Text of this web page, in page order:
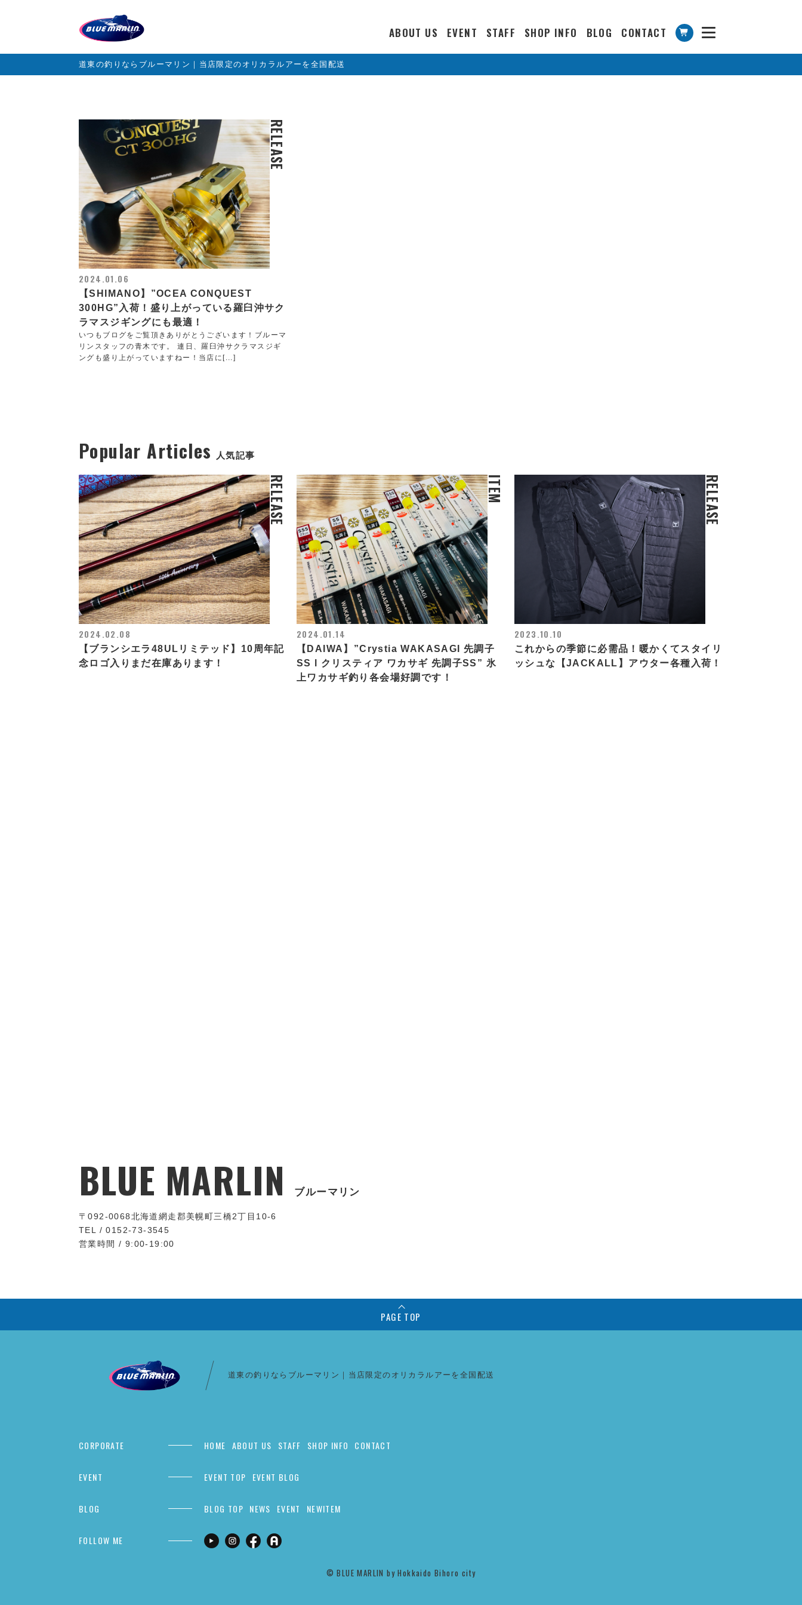
ABOUT US EVENT STAFF SHOP INFO BLOG CONTACT
道東の釣りならブルーマリン｜当店限定のオリカラルアーを全国配送
RELEASE
2024.01.06
【SHIMANO】”OCEA CONQUEST
300HG”入荷！盛り上がっている羅臼沖サク
ラマスジギングにも最適！
いつもブログをご覧頂きありがとうございます！ブルーマ
リンスタッフの青木です。 連日、羅臼沖サクラマスジギ
ングも盛り上がっていますねー！当店に[...]
Popular Articles 人気記事
RELEASE
2024.02.08
【ブランシエラ48ULリミテッド】10周年記
念ロゴ入りまだ在庫あります！
ITEM
2024.01.14
【DAIWA】”Crystia WAKASAGI 先調子
SS l クリスティア ワカサギ 先調子SS” 氷
上ワカサギ釣り各会場好調です！
RELEASE
2023.10.10
これからの季節に必需品！暖かくてスタイリ
ッシュな【JACKALL】アウター各種入荷！
BLUE MARLIN ブルーマリン
〒092-0068北海道網走郡美幌町三橋2丁目10-6
TEL / 0152-73-3545
営業時間 / 9:00-19:00
PAGE TOP
道東の釣りならブルーマリン｜当店限定のオリカラルアーを全国配送
CORPORATE HOME ABOUT US STAFF SHOP INFO CONTACT
EVENT EVENT TOP EVENT BLOG
BLOG BLOG TOP NEWS EVENT NEWITEM
FOLLOW ME
©︎ BLUE MARLIN by Hokkaido Bihoro city